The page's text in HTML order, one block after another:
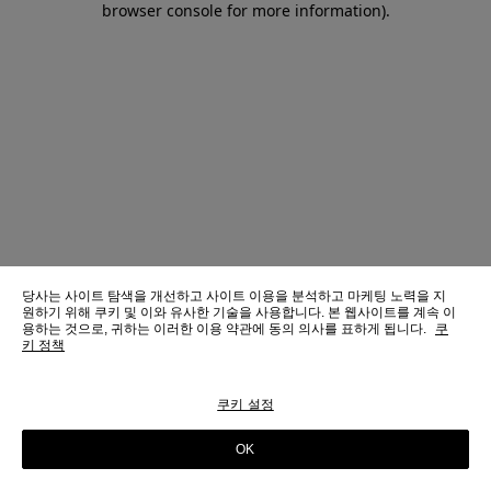
browser console for more information).
당사는 사이트 탐색을 개선하고 사이트 이용을 분석하고 마케팅 노력을 지
원하기 위해 쿠키 및 이와 유사한 기술을 사용합니다. 본 웹사이트를 계속 이
용하는 것으로, 귀하는 이러한 이용 약관에 동의 의사를 표하게 됩니다.
쿠
키 정책
쿠키 설정
OK